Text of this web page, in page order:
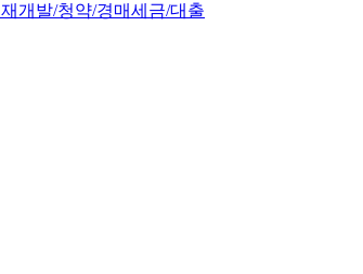
재개발/청약/경매세금/대출